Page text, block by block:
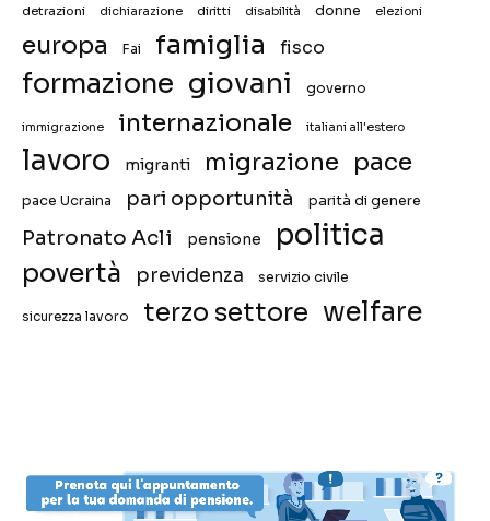
detrazioni dichiarazione diritti disabilità donne elezioni
europa Fai famiglia fisco
formazione giovani governo
immigrazione internazionale italiani all'estero
lavoro migranti migrazione pace
pace Ucraina pari opportunità parità di genere
Patronato Acli pensione politica
povertà previdenza servizio civile
sicurezza lavoro terzo settore welfare